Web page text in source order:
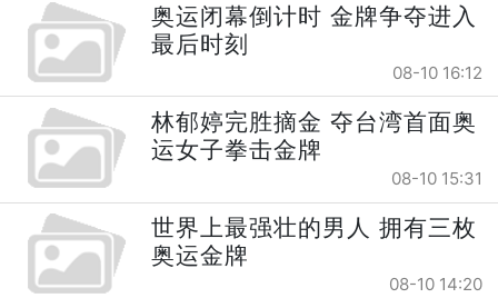
奥运闭幕倒计时 金牌争夺进入
最后时刻
08-10 16:12
林郁婷完胜摘金 夺台湾首面奥
运女子拳击金牌
08-10 15:31
世界上最强壮的男人 拥有三枚
奥运金牌
08-10 14:20